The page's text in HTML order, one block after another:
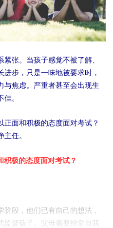
张。当孩子感觉不被了解、
步，只是一味地被要求时，
与焦虑。严重者甚至会出现生
。
面和积极的态度面对考试？
任。
积极的态度面对考试？
段，他们已有自己的想法，
监督孩子。父母需要经常自我